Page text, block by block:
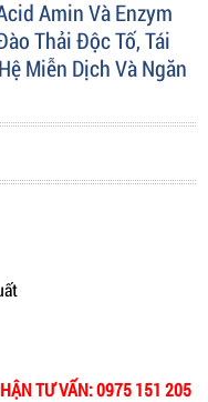
Amin Và Enzym
Thải Độc Tố, Tái
Miễn Dịch Và Ngăn
TƯ VẤN: 0975 151 205